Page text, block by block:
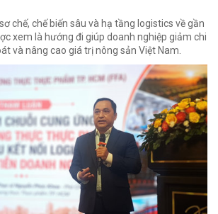
chế, chế biến sâu và hạ tầng logistics về gần
xem là hướng đi giúp doanh nghiệp giảm chi
và nâng cao giá trị nông sản Việt Nam.